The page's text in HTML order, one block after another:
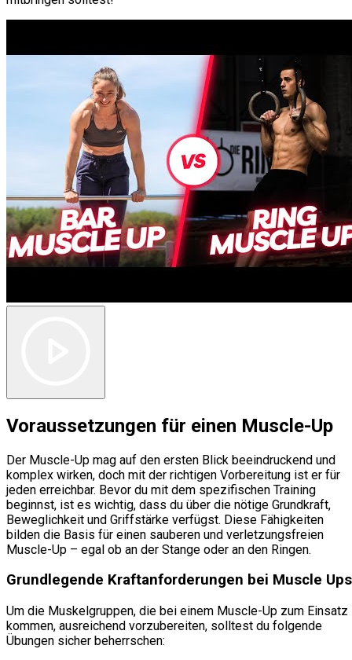
Voraussetzungen für einen Muscle-Up
Der Muscle-Up mag auf den ersten Blick beeindruckend und
komplex wirken, doch mit der richtigen Vorbereitung ist er für
jeden erreichbar. Bevor du mit dem spezifischen Training
beginnst, ist es wichtig, dass du über die nötige Grundkraft,
Beweglichkeit und Griffstärke verfügst. Diese Fähigkeiten
bilden die Basis für einen sauberen und verletzungsfreien
Muscle-Up – egal ob an der Stange oder an den Ringen.
Grundlegende Kraftanforderungen bei Muscle Ups
Um die Muskelgruppen, die bei einem Muscle-Up zum Einsatz
kommen, ausreichend vorzubereiten, solltest du folgende
Übungen sicher beherrschen: